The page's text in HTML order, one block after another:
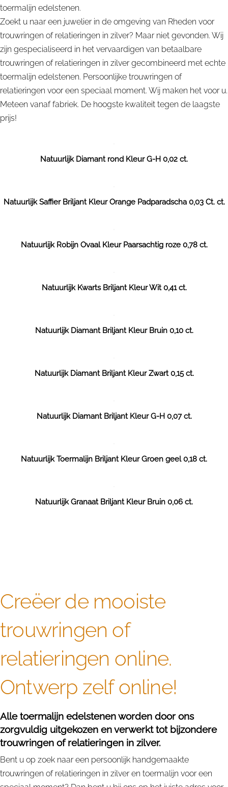
toermalijn edelstenen.
Zoekt u naar een juwelier in de omgeving van Rheden voor
trouwringen of relatieringen in zilver? Maar niet gevonden. Wij
zijn gespecialiseerd in het vervaardigen van betaalbare
trouwringen of relatieringen in zilver gecombineerd met echte
toermalijn edelstenen. Persoonlijke trouwringen of
relatieringen voor een speciaal moment. Wij maken het voor u.
Meteen vanaf fabriek. De hoogste kwaliteit tegen de laagste
prijs!
Natuurlijk Diamant rond Kleur G-H 0,02 ct.
Natuurlijk Saffier Briljant Kleur Orange Padparadscha 0,03 Ct. ct.
Natuurlijk Robijn Ovaal Kleur Paarsachtig roze 0,78 ct.
Natuurlijk Kwarts Briljant Kleur Wit 0,41 ct.
Natuurlijk Diamant Briljant Kleur Bruin 0,10 ct.
Natuurlijk Diamant Briljant Kleur Zwart 0,15 ct.
Natuurlijk Diamant Briljant Kleur G-H 0,07 ct.
Natuurlijk Toermalijn Briljant Kleur Groen geel 0,18 ct.
Natuurlijk Granaat Briljant Kleur Bruin 0,06 ct.
Creëer de mooiste
trouwringen of
relatieringen online.
Ontwerp zelf online!
Alle toermalijn edelstenen worden door ons
zorgvuldig uitgekozen en verwerkt tot bijzondere
trouwringen of relatieringen in zilver.
Bent u op zoek naar een persoonlijk handgemaakte
trouwringen of relatieringen in zilver en toermalijn voor een